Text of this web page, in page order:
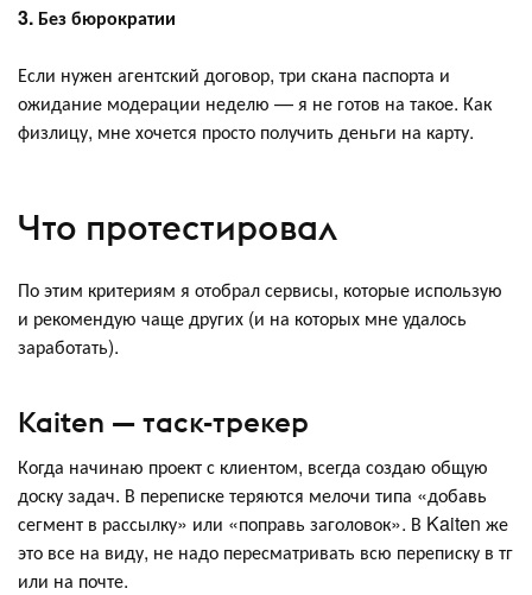
3. Без бюрократии
Если нужен агентский договор, три скана паспорта и
ожидание модерации неделю — я не готов на такое. Как
физлицу, мне хочется просто получить деньги на карту.
Что протестировал
По этим критериям я отобрал сервисы, которые использую
и рекомендую чаще других (и на которых мне удалось
заработать).
Kaiten — таск-трекер
Когда начинаю проект с клиентом, всегда создаю общую
доску задач. В переписке теряются мелочи типа «добавь
сегмент в рассылку» или «поправь заголовок». В Kaiten же
это все на виду, не надо пересматривать всю переписку в тг
или на почте.